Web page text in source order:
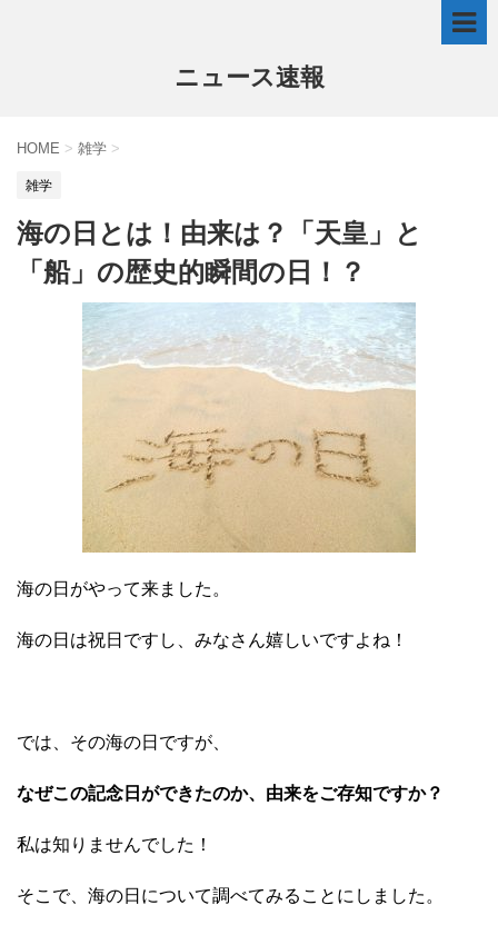
ニュース速報
HOME > 雑学 >
雑学
海の日とは！由来は？「天皇」と
「船」の歴史的瞬間の日！？
海の日がやって来ました。
海の日は祝日ですし、みなさん嬉しいですよね！
では、その海の日ですが、
なぜこの記念日ができたのか、由来をご存知ですか？
私は知りませんでした！
そこで、海の日について調べてみることにしました。